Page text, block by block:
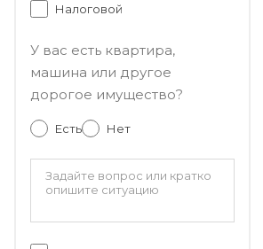
Налоговой
У вас есть квартира,
машина или другое
дорогое имущество?
Есть Нет